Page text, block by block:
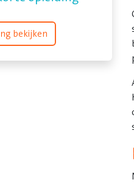
bekijken